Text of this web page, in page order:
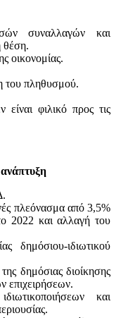
συναλλαγών και
θέση.
οικονομίας.
του πληθυσμού.
είναι φιλικό προς τις
πλεόνασμα από 3,5%
και αλλαγή του
δημόσιου-ιδιωτικού
δημόσιας διοίκησης
επιχειρήσεων.
και